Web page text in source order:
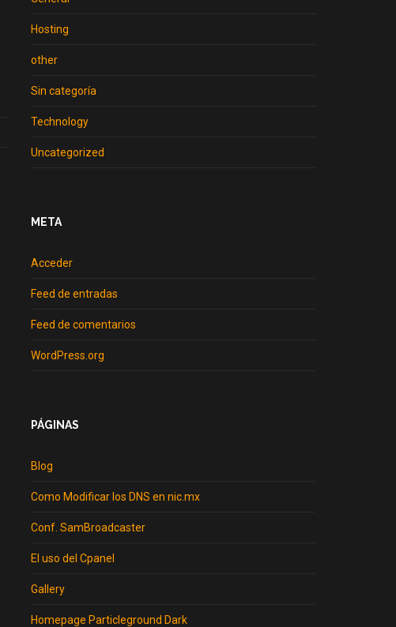
Hosting
other
Sin categoría
Technology
Uncategorized
META
Acceder
Feed de entradas
Feed de comentarios
WordPress.org
PÁGINAS
Blog
Como Modificar los DNS en nic.mx
Conf. SamBroadcaster
El uso del Cpanel
Gallery
Homepage Particleground Dark